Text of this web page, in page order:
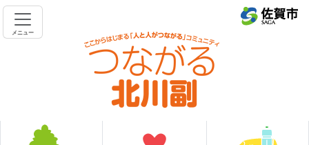
メニュー